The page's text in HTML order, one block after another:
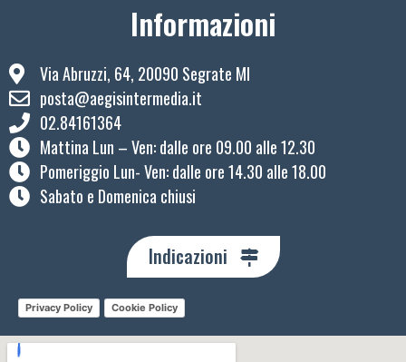
Informazioni
Via Abruzzi, 64, 20090 Segrate MI
posta@aegisintermedia.it
02.84161364
Mattina Lun – Ven: ​dalle ore 09.00 alle 12.30
Pomeriggio Lun- Ven: dalle ore 14.30 alle 18.00
Sabato e Domenica chiusi
Indicazioni
Privacy Policy Cookie Policy